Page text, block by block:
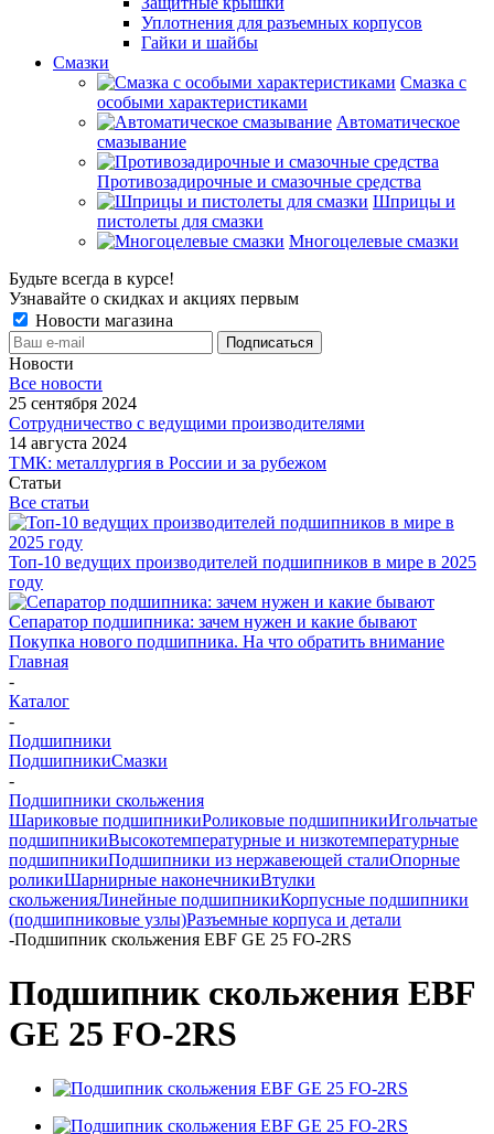
Уплотнения для разъемных корпусов
Гайки и шайбы
Смазки
Смазка с
особыми характеристиками
Автоматическое
смазывание
Противозадирочные и смазочные средства
Шприцы и
пистолеты для смазки
Многоцелевые смазки
Будьте всегда в курсе!
Узнавайте о скидках и акциях первым
Новости магазина
Новости
Все новости
25 сентября 2024
Сотрудничество с ведущими производителями
14 августа 2024
ТМК: металлургия в России и за рубежом
Статьи
Все статьи
Топ-10 ведущих производителей подшипников в мире в 2025
году
Сепаратор подшипника: зачем нужен и какие бывают
Покупка нового подшипника. На что обратить внимание
Главная
-
Каталог
-
Подшипники
ПодшипникиСмазки
-
Подшипники скольжения
Шариковые подшипникиРоликовые подшипникиИгольчатые
подшипникиВысокотемпературные и низкотемпературные
подшипникиПодшипники из нержавеющей сталиОпорные
роликиШарнирные наконечникиВтулки
скольженияЛинейные подшипникиКорпусные подшипники
(подшипниковые узлы)Разъемные корпуса и детали
-Подшипник скольжения EBF GE 25 FO-2RS
Подшипник скольжения EBF
GE 25 FO-2RS